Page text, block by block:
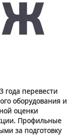
года перевести
оборудования и
оценки
Профильные
за подготовку